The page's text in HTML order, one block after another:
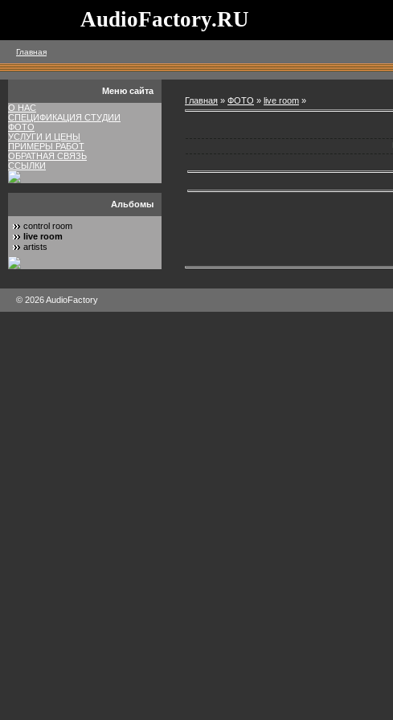
AudioFactory.RU
Главная
Меню сайта
О НАС
СПЕЦИФИКАЦИЯ СТУДИИ
ФОТО
УСЛУГИ И ЦЕНЫ
ПРИМЕРЫ РАБОТ
ОБРАТНАЯ СВЯЗЬ
ССЫЛКИ
Альбомы
control room
live room
artists
Главная » ФОТО » live room »
© 2026 AudioFactory